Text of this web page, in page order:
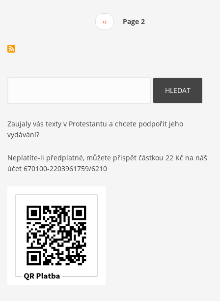
Předchozí
stránka
‹‹ Page 2
Zaujaly vás texty v Protestantu a chcete podpořit jeho
vydávání?
Neplatíte-li předplatné, můžete přispět částkou 22 Kč na náš
účet 670100-2203961759/6210